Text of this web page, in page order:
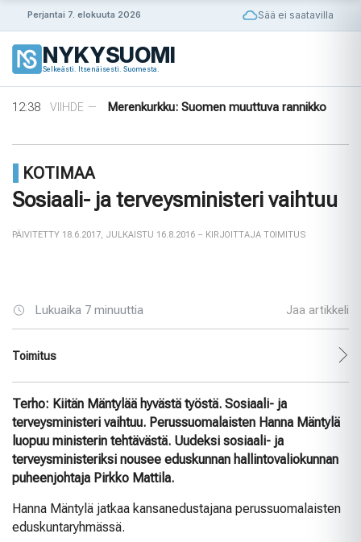
Perjantai 7. elokuuta 2026 Sää ei saatavilla
NYKYSUOMI
Selkeästi. Itsenäisesti. Suomesta.
14:56 ULKOMAAT —
Puola ja Yhdysvallat neuvottelevat
pysyvistä sotilastukikohdista
14:42
VIIHDE —
Norjalainen viikinkihauta avattiin
12:38
VIIHDE —
Merenkurkku: Suomen muuttuva rannikko
08:33
Tanska puuttuu tekoälyhuijauksiin
pysyvistä sotilastukikohdista
14:42
VIIHDE Norjalainen viikinkihauta avattiin
KOTIMAA
Sosiaali- ja terveysministeri vaihtuu
PÄIVITETTY 18.6.2017 JULKAISTU 16.8.2016 – KIRJOITTAJA TOIMITUS
Lukuaika 7 minuuttia Jaa artikkeli
Toimitus
Terho: Kiitän Mäntylää hyvästä työstä. Sosiaali- ja
terveysministeri vaihtuu. Perussuomalaisten Hanna Mäntylä
luopuu ministerin tehtävästä. Uudeksi sosiaali- ja
terveysministeriksi nousee eduskunnan hallintovaliokunnan
puheenjohtaja Pirkko Mattila.
Hanna Mäntylä jatkaa kansanedustajana perussuomalaisten
eduskuntaryhmässä.